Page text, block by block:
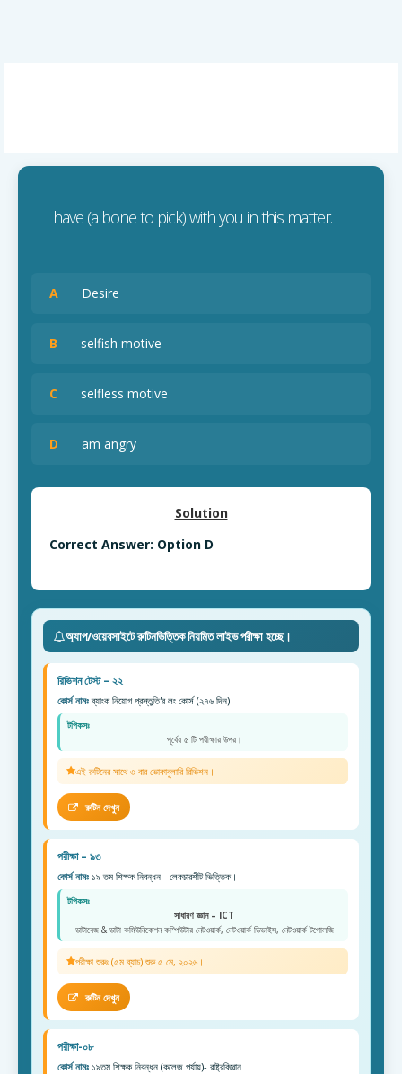
I have (a bone to pick) with you in this matter.
A Desire
B selfish motive
C selfless motive
D am angry
Solution
Correct Answer: Option D
অ্যাপ/ওয়েবসাইটে রুটিনভিত্তিক নিয়মিত লাইভ পরীক্ষা হচ্ছে।
রিভিশন টেস্ট – ২২
কোর্স নামঃব্যাংক নিয়োগ প্রস্তুতি'র লং কোর্স (২৭৬ দিন)
টপিকসঃ
পূর্বের ৫ টি পরীক্ষার উপর।
এই রুটিনের সাথে ৩ বার ভোকাবুলারি রিভিশন।
রুটিন দেখুন
পরীক্ষা – ৯৩
কোর্স নামঃ ১৯ তম শিক্ষক নিবন্ধন - লেকচারশীট ভিত্তিক।
টপিকসঃ
সাধারণ জ্ঞান – ICT
ডাটাবেজ & ডাটা কমিউনিকেশন কম্পিউটার নেটওয়ার্ক, নেটওয়ার্ক ডিভাইস, নেটওয়ার্ক টপোলজি
পরীক্ষা শুরুঃ (৫ম ব্যাচ) শুরু ৫ মে, ২০২৬।
রুটিন দেখুন
পরীক্ষা-০৮
কোর্স নামঃ ১৯তম শিক্ষক নিবন্ধন (কলেজ পর্যায়)- রাষ্ট্রবিজ্ঞান